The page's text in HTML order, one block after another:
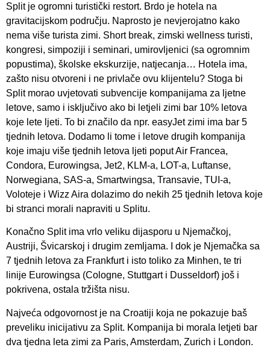
Split je ogromni turistički restort. Brdo je hotela na
gravitacijskom području. Naprosto je nevjerojatno kako
nema više turista zimi. Short break, zimski wellness turisti,
kongresi, simpoziji i seminari, umirovljenici (sa ogromnim
popustima), školske ekskurzije, natjecanja… Hotela ima,
zašto nisu otvoreni i ne privlače ovu klijentelu? Stoga bi
Split morao uvjetovati subvencije kompanijama za ljetne
letove, samo i isključivo ako bi letjeli zimi bar 10% letova
koje lete ljeti. To bi značilo da npr. easyJet zimi ima bar 5
tjednih letova. Dodamo li tome i letove drugih kompanija
koje imaju više tjednih letova ljeti poput Air Francea,
Condora, Eurowingsa, Jet2, KLM-a, LOT-a, Luftanse,
Norwegiana, SAS-a, Smartwingsa, Transavie, TUI-a,
Voloteje i Wizz Aira dolazimo do nekih 25 tjednih letova koje
bi stranci morali napraviti u Splitu.
Konačno Split ima vrlo veliku dijasporu u Njemačkoj,
Austriji, Švicarskoj i drugim zemljama. I dok je Njemačka sa
7 tjednih letova za Frankfurt i isto toliko za Minhen, te tri
linije Eurowingsa (Cologne, Stuttgart i Dusseldorf) još i
pokrivena, ostala tržišta nisu.
Najveća odgovornost je na Croatiji koja ne pokazuje baš
preveliku inicijativu za Split. Kompanija bi morala letjeti bar
dva tjedna leta zimi za Paris, Amsterdam, Zurich i London.